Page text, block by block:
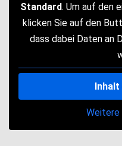
Standard. Um auf den
klicken Sie auf den
dass dabei Daten an
Weitere